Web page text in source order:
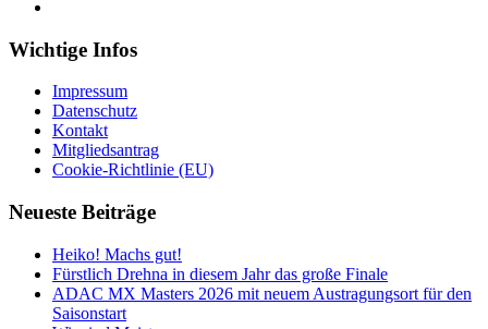
Wichtige Infos
Impressum
Datenschutz
Kontakt
Mitgliedsantrag
Cookie-Richtlinie (EU)
Neueste Beiträge
Heiko! Machs gut!
Fürstlich Drehna in diesem Jahr das große Finale
ADAC MX Masters 2026 mit neuem Austragungsort für den
Saisonstart